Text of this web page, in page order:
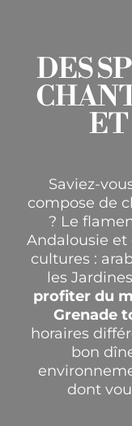
DES
ET
Saviez-
compose de
? Le
Andalousie
cultures :
les
profiter du
Grenade
horaires
bon
dont